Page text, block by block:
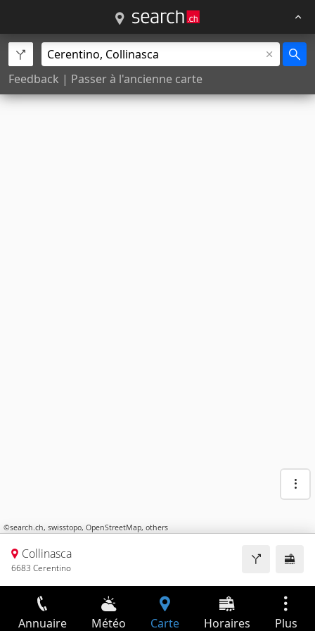
Feedback | Passer à l'ancienne carte
©search.ch, swisstopo, OpenStreetMap, others
Collinasca
6683 Cerentino
Annuaire Météo Carte Horaires Plus